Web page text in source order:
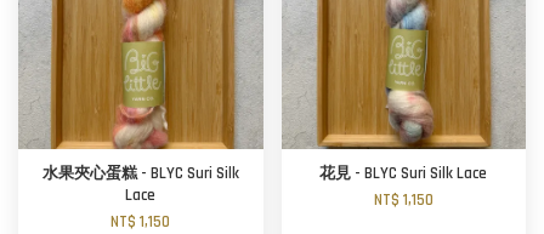
水果夾心蛋糕 - BLYC Suri Silk
Lace
NT$ 1,150
花見 - BLYC Suri Silk Lace
NT$ 1,150